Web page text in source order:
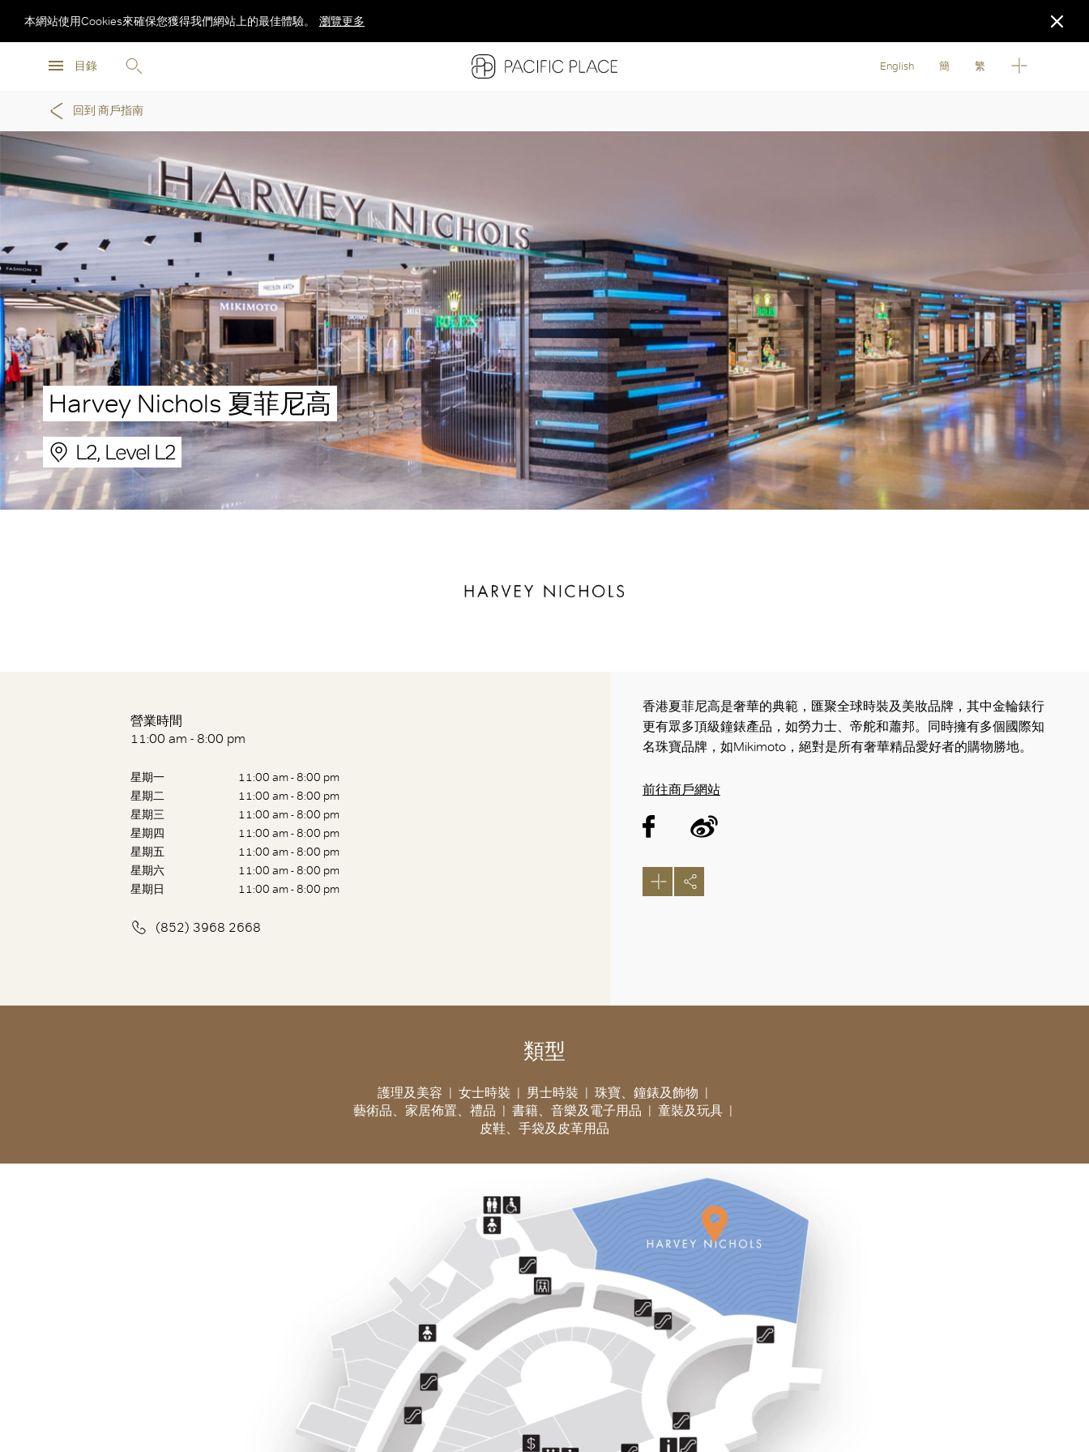
目錄
本網站使用Cookies來確保您獲得我們網站上的最佳體驗。 瀏覽更多
English 簡 繁
回到 商戶指南
Harvey Nichols 夏菲尼高
L2, Level L2
營業時間
11:00 am - 8:00 pm
星期一
11:00 am - 8:00 pm
星期二
11:00 am - 8:00 pm
星期三
11:00 am - 8:00 pm
星期四
11:00 am - 8:00 pm
星期五
11:00 am - 8:00 pm
星期六
11:00 am - 8:00 pm
星期日
11:00 am - 8:00 pm
(852) 3968 2668
香港夏菲尼高是奢華的典範，匯聚全球時裝及美妝品牌，其中金輪錶行
更有眾多頂級鐘錶產品，如勞力士、帝舵和蕭邦。同時擁有多個國際知
名珠寶品牌，如Mikimoto，絕對是所有奢華精品愛好者的購物勝地。
前往商戶網站
類型
護理及美容 女士時裝 男士時裝
珠寶、鐘錶及飾物
藝術品、家居佈置、禮品
書籍、音樂及電子用品
童裝及玩具
皮鞋、手袋及皮革用品